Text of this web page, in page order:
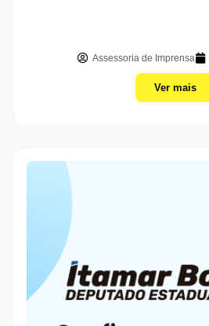
Assessoria de Imprensa
Ver mais